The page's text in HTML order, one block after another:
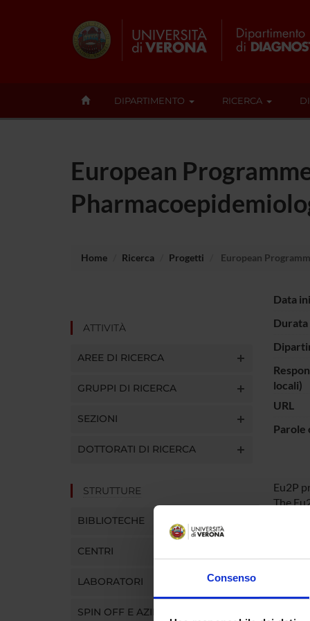
Consenso
DIPARTIMENTO RICERCA
European
Home Ricerca Progetti European
ATTIVITÀ
AREE DI RICERCA
GRUPPI DI RICERCA
SEZIONI
DOTTORATI DI RICERCA
STRUTTURE
BIBLIOTECHE
CENTRI
LABORATORI
SPIN OFF E AZIENDE
Data
Durata
locali)
URL
Parole
Eu2P
The